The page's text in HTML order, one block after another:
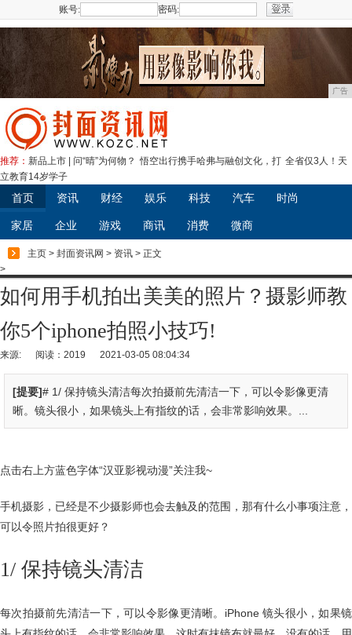
账号: 密码:
广告
推荐： 新品上市 | 问“晴”为何物？ 悟空出行携手哈弗与融创文化，打 全省仅3人！天
立教育14岁学子
首页 资讯 财经 娱乐 科技 汽车 时尚
家居 企业 游戏 商讯 消费 微商
主页 > 封面资讯网 > 资讯 > 正文
>
如何用手机拍出美美的照片？摄影师教
你5个iphone拍照小技巧!
来源: 阅读：2019 2021-03-05 08:04:34
[提要]# 1/ 保持镜头清洁每次拍摄前先清洁一下，可以令影像更清
晰。镜头很小，如果镜头上有指纹的话，会非常影响效果。...
点击右上方蓝色字体“汉亚影视动漫”关注我~
手机摄影，已经是不少摄影师也会去触及的范围，那有什么小事项注意，
可以令照片拍很更好？
1/ 保持镜头清洁
每次拍摄前先清洁一下，可以令影像更清晰。iPhone 镜头很小，如果镜